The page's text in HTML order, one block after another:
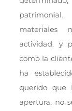
materiales
actividad, y
como la
ha
querido que
apertura, no